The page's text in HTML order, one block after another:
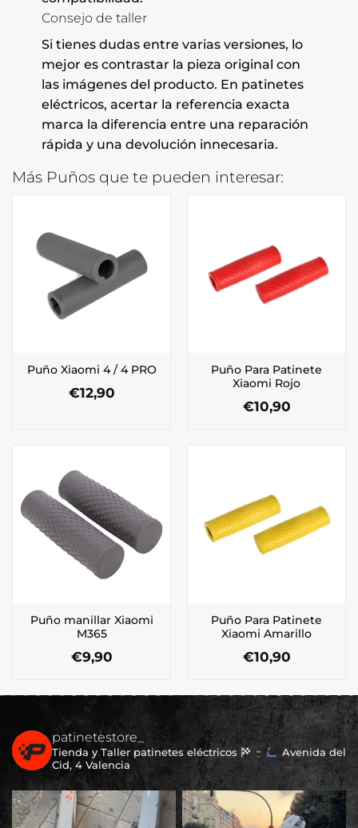
Consejo de taller
Si tienes dudas entre varias versiones, lo
mejor es contrastar la pieza original con
las imágenes del producto. En patinetes
eléctricos, acertar la referencia exacta
marca la diferencia entre una reparación
rápida y una devolución innecesaria.
Más Puños que te pueden interesar:
Puño Xiaomi 4 / 4 PRO
€12,90
Puño Para Patinete
Xiaomi Rojo
€10,90
Puño manillar Xiaomi
M365
€9,90
Puño Para Patinete
Xiaomi Amarillo
€10,90
patinetestore_
Tienda y Taller patinetes eléctricos
Avenida del
Cid, 4 Valencia